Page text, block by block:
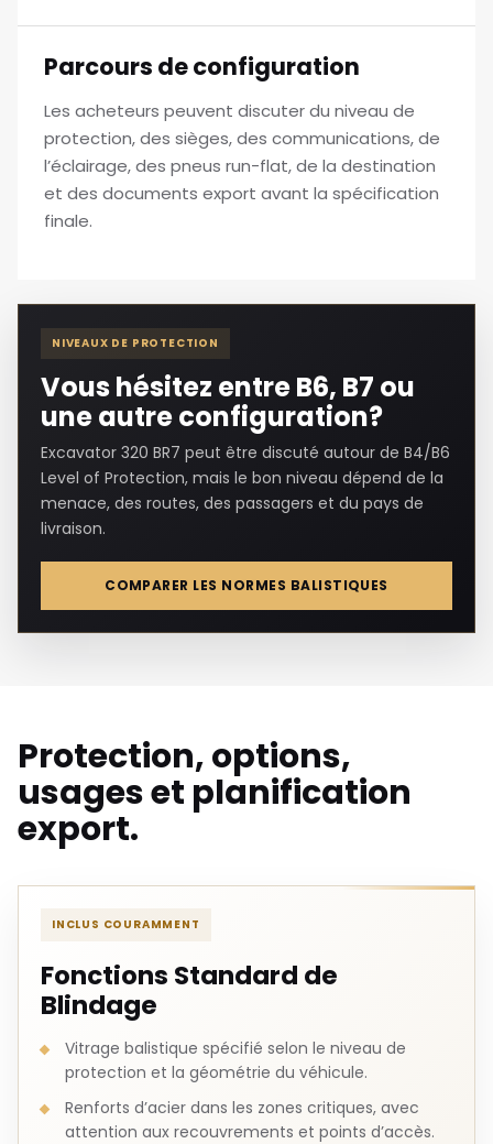
Parcours de configuration
Les acheteurs peuvent discuter du niveau de
protection, des sièges, des communications, de
l’éclairage, des pneus run-flat, de la destination
et des documents export avant la spécification
finale.
NIVEAUX DE PROTECTION
Vous hésitez entre B6, B7 ou
une autre configuration?
Excavator 320 BR7 peut être discuté autour de B4/B6
Level of Protection, mais le bon niveau dépend de la
menace, des routes, des passagers et du pays de
livraison.
COMPARER LES NORMES BALISTIQUES
Protection, options,
usages et planification
export.
INCLUS COURAMMENT
Fonctions Standard de
Blindage
Vitrage balistique spécifié selon le niveau de
protection et la géométrie du véhicule.
Renforts d’acier dans les zones critiques, avec
attention aux recouvrements et points d’accès.